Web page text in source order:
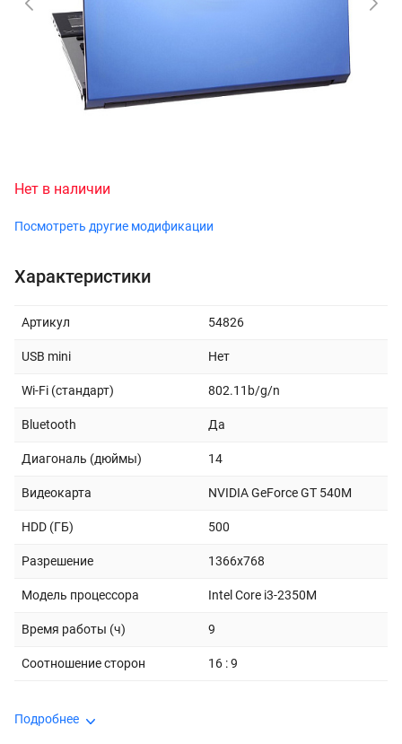
Нет в наличии
Посмотреть другие модификации
Характеристики
Артикул 54826
USB mini Нет
Wi-Fi (стандарт) 802.11b/g/n
Bluetooth Да
Диагональ (дюймы) 14
Видеокарта NVIDIA GeForce GT 540M
HDD (ГБ) 500
Разрешение 1366x768
Модель процессора Intel Core i3-2350M
Время работы (ч) 9
Соотношение сторон 16 : 9
Подробнее